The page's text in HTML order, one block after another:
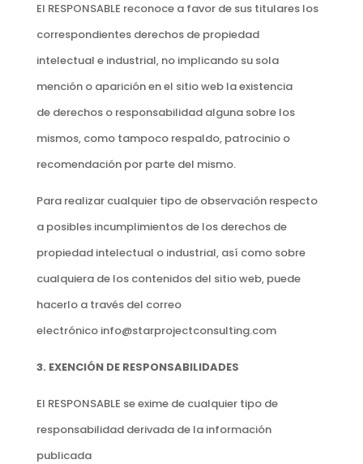
El RESPONSABLE reconoce a favor de sus titulares los
correspondientes derechos de propiedad
intelectual e industrial, no implicando su sola
mención o aparición en el sitio web la existencia
de derechos o responsabilidad alguna sobre los
mismos, como tampoco respaldo, patrocinio o
recomendación por parte del mismo.
Para realizar cualquier tipo de observación respecto
a posibles incumplimientos de los derechos de
propiedad intelectual o industrial, así como sobre
cualquiera de los contenidos del sitio web, puede
hacerlo a través del correo
electrónico info@starprojectconsulting.com
3. EXENCIÓN DE RESPONSABILIDADES
El RESPONSABLE se exime de cualquier tipo de
responsabilidad derivada de la información
publicada